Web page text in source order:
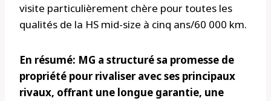
visite particulièrement chère pour toutes les
qualités de la HS mid-size à cinq ans/60 000 km.
En résumé: MG a structuré sa promesse de
propriété pour rivaliser avec ses principaux
rivaux, offrant une longue garantie, une